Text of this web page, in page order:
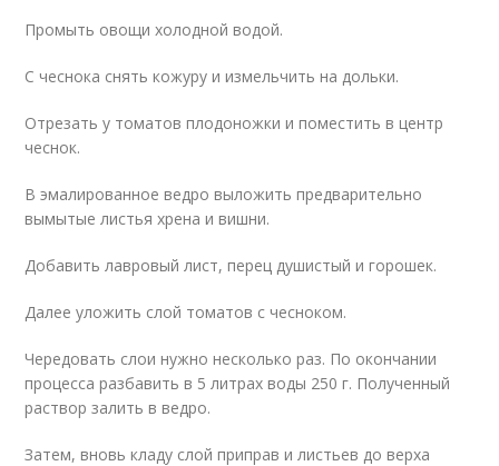
Промыть овощи холодной водой.
С чеснока снять кожуру и измельчить на дольки.
Отрезать у томатов плодоножки и поместить в центр
чеснок.
В эмалированное ведро выложить предварительно
вымытые листья хрена и вишни.
Добавить лавровый лист, перец душистый и горошек.
Далее уложить слой томатов с чесноком.
Чередовать слои нужно несколько раз. По окончании
процесса разбавить в 5 литрах воды 250 г. Полученный
раствор залить в ведро.
Затем, вновь кладу слой приправ и листьев до верха